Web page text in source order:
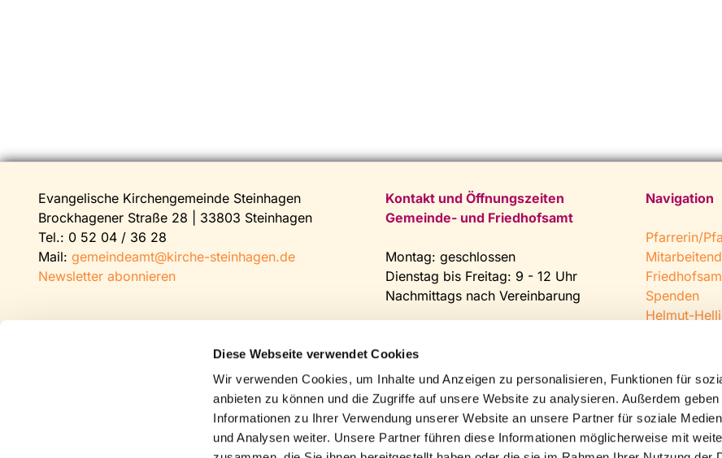
Diese Webseite verwendet Cookies
Wir verwenden Cookies, um Inhalte und Anzeigen zu personalisieren, Funktionen für
anbieten zu können und die Zugriffe auf unsere Website zu analysieren. Außerdem geben
Informationen zu Ihrer Verwendung unserer Website an unsere Partner für soziale
und Analysen weiter. Unsere Partner führen diese Informationen möglicherweise mit
Evangelische Kirchengemeinde Steinhagen
Brockhagener Straße 28 | 33803 Steinhagen
Tel.: 0 52 04 / 36 28
Mail: gemeindeamt@kirche-steinhagen.de
Newsletter abonnieren
Kontakt und Öffnungszeiten
Gemeinde- und Friedhofsamt
Montag: geschlossen
Dienstag bis Freitag: 9 - 12 Uhr
Nachmittags nach Vereinbarung
Fax: 0 52 04 / 25 65
Mail: gemeindeamt@kirche-
steinhagen.de
Navigation
Pfarrerin/
Spenden
Helmut-